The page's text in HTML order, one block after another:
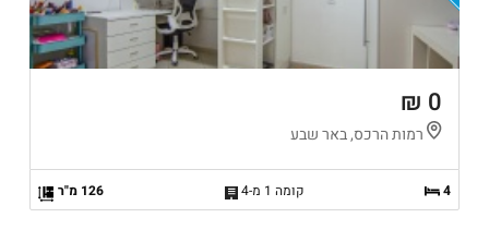
0 ₪
רמות הרכס, באר שבע
4 קומה 1 מ-4 126 מ"ר